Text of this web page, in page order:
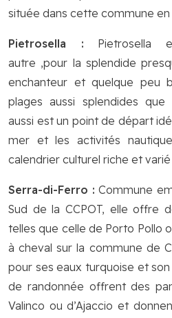
située dans cette commune
Pietrosella : Pietrosella
autre ,pour la splendide
enchanteur et quelque peu
plages aussi splendides
aussi est un point de départ
mer et les activités
calendrier culturel riche et varié
Serra-di-Ferro : Commune
Sud de la CCPOT, elle offre
telles que celle de Porto Pollo
à cheval sur la commune de
pour ses eaux turquoise et
de randonnée offrent des
Valinco ou d’Ajaccio et